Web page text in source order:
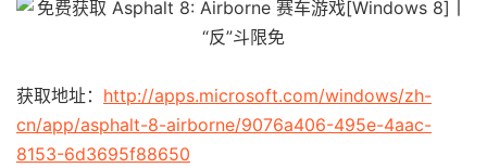
获取地址： http://apps.microsoft.com/windows/zh-
cn/app/asphalt-8-airborne/9076a406-495e-4aac-
8153-6d3695f88650